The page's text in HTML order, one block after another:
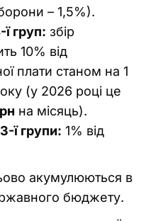
– 1,5%).
груп: збір
10% від
плати станом на 1
(у 2026 році це
на місяць).
ї групи: 1% від
акумулюються в
бюджету.